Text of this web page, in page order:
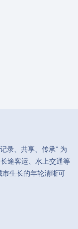
录、共享、传承” 为
途客运、水上交通等
生长的年轮清晰可